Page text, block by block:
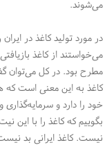
می‌شوند.
در مورد تولید کاغذ در
می‌خواستند از کاغذ
مطرح بود. در کل می‌توان
کاغذ به این معنی است که
خود را دارد و
بگوییم که کاغذ را با این
نیست. کاغذ ایرانی بد